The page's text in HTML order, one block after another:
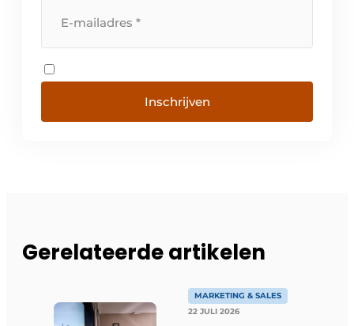
Inschrijven
Gerelateerde artikelen
MARKETING & SALES
22 JULI 2026